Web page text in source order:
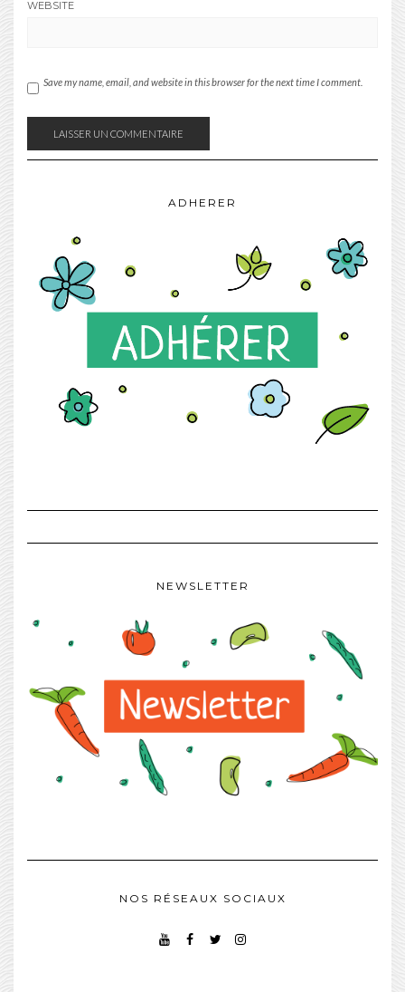
WEBSITE
Save my name, email, and website in this browser for the next time I comment.
ADHERER
NEWSLETTER
NOS RÉSEAUX SOCIAUX